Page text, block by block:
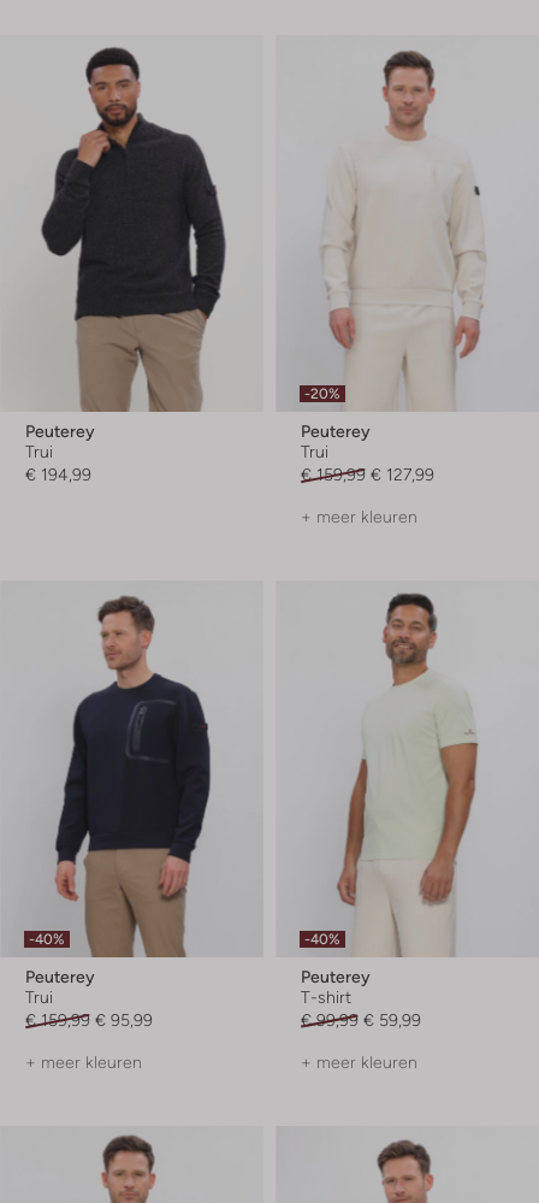
Peuterey
Trui
€ 194,99
-20%
Peuterey
Trui
€ 159,99 € 127,99
+ meer kleuren
-40%
Peuterey
Trui
€ 159,99 € 95,99
+ meer kleuren
-40%
Peuterey
T-shirt
€ 99,99 € 59,99
+ meer kleuren